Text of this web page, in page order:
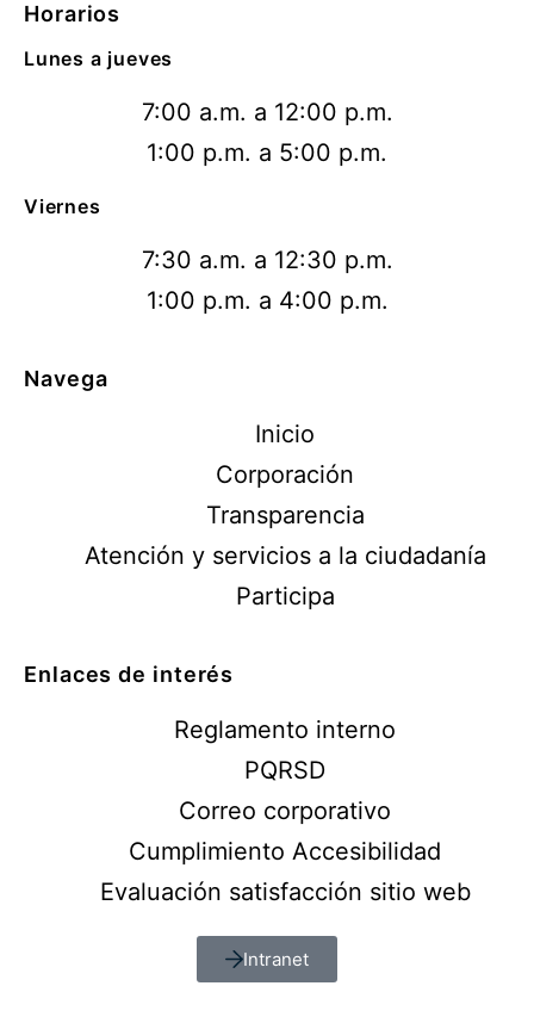
Horarios
Lunes a jueves
7:00 a.m. a 12:00 p.m.
1:00 p.m. a 5:00 p.m.
Viernes
7:30 a.m. a 12:30 p.m.
1:00 p.m. a 4:00 p.m.
Navega
Inicio
Corporación
Transparencia
Atención y servicios a la ciudadanía
Participa
Enlaces de interés
Reglamento interno
PQRSD
Correo corporativo
Cumplimiento Accesibilidad
Evaluación satisfacción sitio web
Intranet